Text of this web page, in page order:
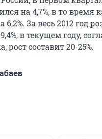
на 4,7%, в то время
6,2%. За весь 2012 год
в текущем году,
рост составит 20-25%.